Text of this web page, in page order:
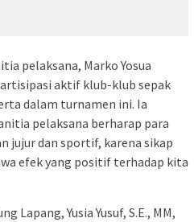
pelaksana, Marko Yosua
aktif klub-klub sepak
dalam turnamen ini. Ia
pelaksana berharap para
jujur dan sportif, karena sikap
efek yang positif terhadap kita
Lapang, Yusia Yusuf, S.E., MM,